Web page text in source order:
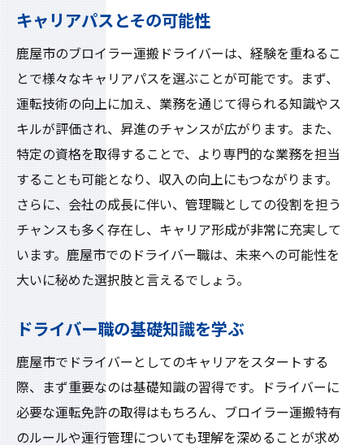
キャリアパスとその可能性
鹿屋市のブロイラー運搬ドライバーは、経験を重ねるこ
とで様々なキャリアパスを選ぶことが可能です。まず、
運転技術の向上に加え、業務を通じて得られる知識やス
キルが評価され、昇進のチャンスが広がります。また、
特定の資格を取得することで、より専門的な業務を担当
することも可能となり、収入の向上にもつながります。
さらに、会社の成長に伴い、管理職としての役割を担う
チャンスも多く存在し、キャリア形成が非常に充実して
います。鹿屋市でのドライバー職は、未来への可能性を
大いに秘めた選択肢と言えるでしょう。
ドライバー職の基礎知識を学ぶ
鹿屋市でドライバーとしてのキャリアをスタートする
際、まず重要なのは基礎知識の習得です。ドライバーに
必要な運転免許の取得はもちろん、ブロイラー運搬特有
のルールや運行管理についても理解を深めることが求め